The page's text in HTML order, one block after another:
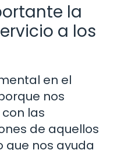
la
a los
en el
nos
las
de aquellos
que nos ayuda